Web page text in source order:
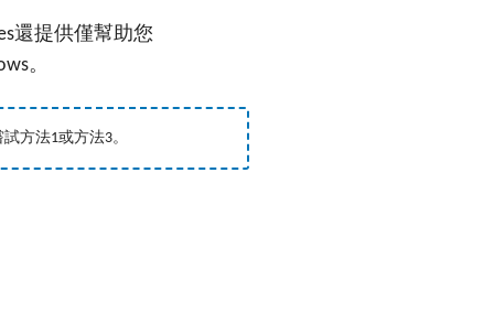
還提供僅幫助您
。
試方法1或方法3。